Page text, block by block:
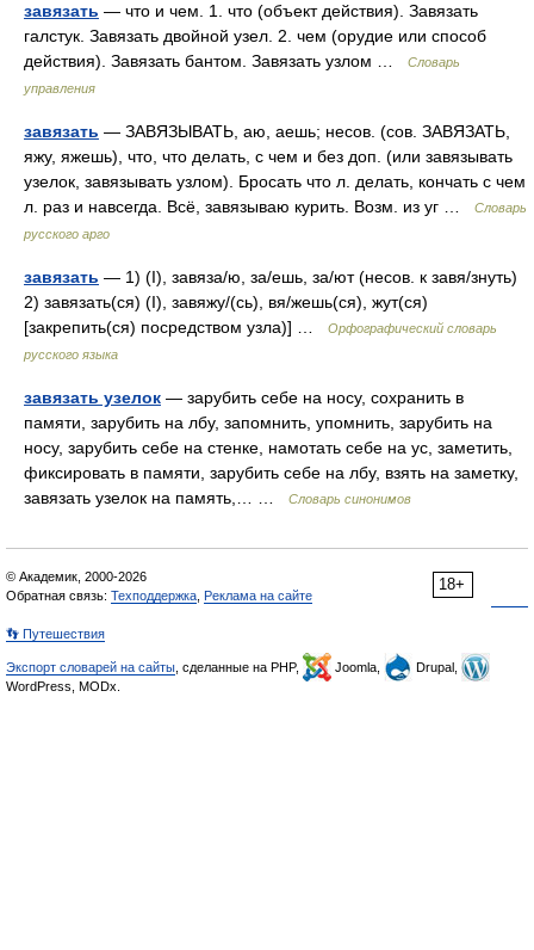
завязать — что и чем. 1. что (объект действия). Завязать
галстук. Завязать двойной узел. 2. чем (орудие или способ
действия). Завязать бантом. Завязать узлом …
Словарь
управления
завязать — ЗАВЯЗЫВАТЬ, аю, аешь; несов. (сов. ЗАВЯЗАТЬ,
яжу, яжешь), что, что делать, с чем и без доп. (или завязывать
узелок, завязывать узлом). Бросать что л. делать, кончать с чем
л. раз и навсегда. Всё, завязываю курить. Возм. из уг …
Словарь
русского арго
завязать — 1) (I), завяза/ю, за/ешь, за/ют (несов. к завя/знуть)
2) завязать(ся) (I), завяжу/(сь), вя/жешь(ся), жут(ся)
[закрепить(ся) посредством узла)] …
Орфографический словарь
русского языка
завязать узелок — зарубить себе на носу, сохранить в
памяти, зарубить на лбу, запомнить, упомнить, зарубить на
носу, зарубить себе на стенке, намотать себе на ус, заметить,
фиксировать в памяти, зарубить себе на лбу, взять на заметку,
завязать узелок на память,… …
Словарь синонимов
18+
© Академик, 2000-2026
Обратная связь: Техподдержка Реклама на сайте
👣 Путешествия
Экспорт словарей на сайты , сделанные на PHP, Joomla,
Drupal,
WordPress, MODx.